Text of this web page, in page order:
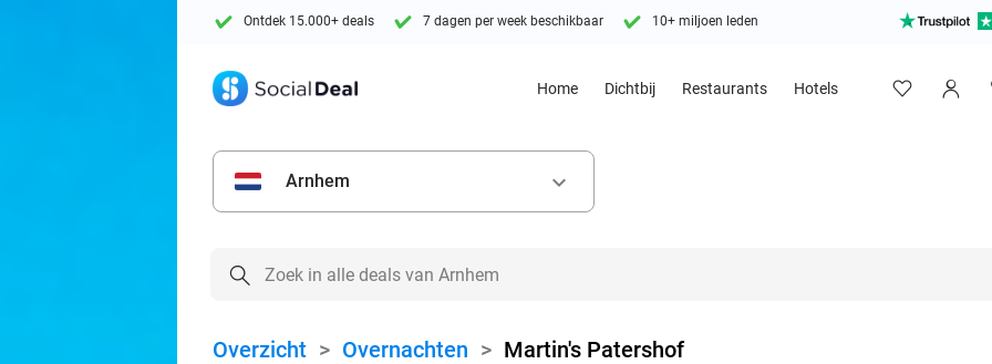
Ontdek 15.000+ deals 7 dagen per week beschikbaar 10+ miljoen leden
Home Dichtbij Restaurants Hotels
Arnhem keyboard_arrow_down
Overzicht > Overnachten > Martin's Patershof